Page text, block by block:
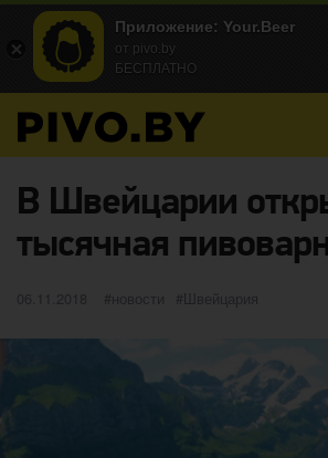
В Швейцарии
тысячная
Опубликовано
06.11.2018 категории
новости Метки
Швейцария
Приложение: Your.Beer
от pivo.by
БЕСПЛАТНО